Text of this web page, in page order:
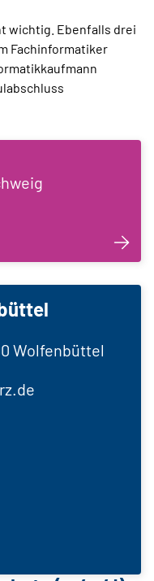
wichtig. Ebenfalls drei
Fachinformatiker
Wolfenbüttel